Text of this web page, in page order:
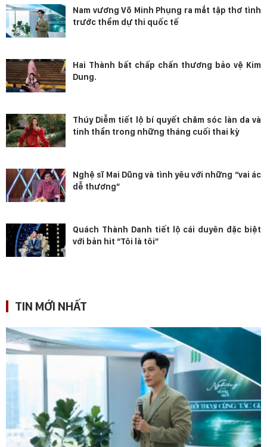
Nam vương Võ Minh Phụng ra mắt tập thơ tình
trước thềm dự thi quốc tế
Hai Thành bất chấp chấn thương bảo vệ Kim
Dung.
Thúy Diễm tiết lộ bí quyết chăm sóc làn da và
tinh thần trong những tháng cuối thai kỳ
Nghệ sĩ Mai Dũng và tình yêu với những “vai ác
dễ thương”
Quách Thành Danh tiết lộ cái duyên đặc biệt
với bản hit “Tôi là tôi”
TIN MỚI NHẤT